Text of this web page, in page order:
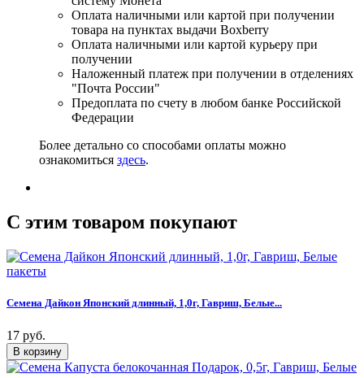
Оплата наличными или картой при получении
товара на пунктах выдачи Boxberry
Оплата наличными или картой курьеру при
получении
Наложенный платеж при получении в отделениях
"Почта России"
Предоплата по счету в любом банке Российской
Федерации
Более детально со способами оплаты можно
ознакомиться здесь.
C этим товаром покупают
Семена Дайкон Японский длинный, 1,0г, Гавриш, Белые...
17 руб.